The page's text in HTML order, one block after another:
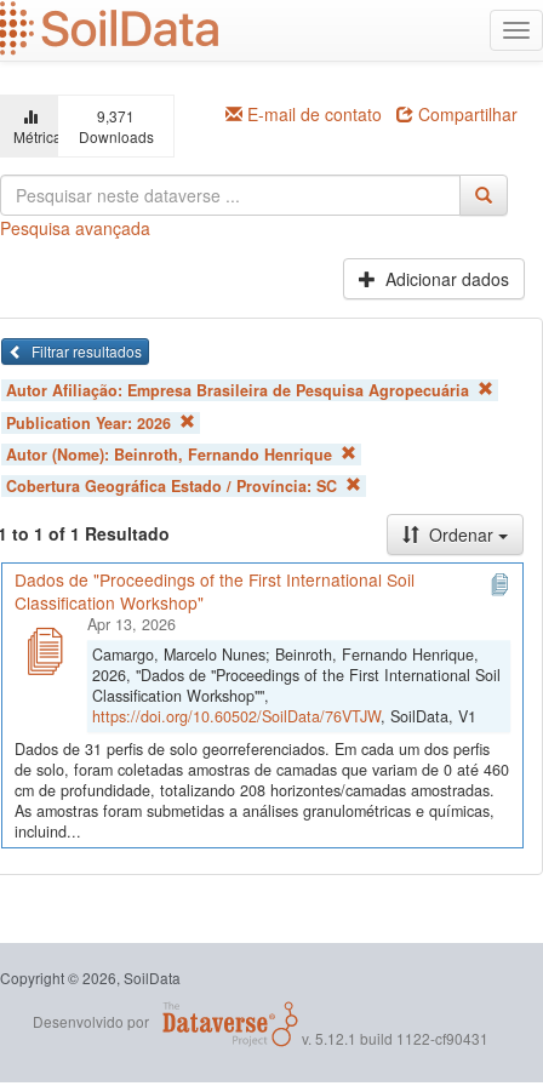
Ir
para
o
principal
Métricas
9,371
Downloads
E-mail de contato Compartilhar
Pesquisa avançada
Adicionar dados
Filtrar resultados
Autor Afiliação: Empresa Brasileira de Pesquisa Agropecuária
Publication Year: 2026
Autor (Nome): Beinroth, Fernando Henrique
Cobertura Geográfica Estado / Província: SC
to 1 of 1 Resultado
Ordenar
Dados de "Proceedings of the First International Soil
Classification Workshop"
Apr 13, 2026
Camargo, Marcelo Nunes; Beinroth, Fernando Henrique,
2026, "Dados de "Proceedings of the First International Soil
Classification Workshop"",
https://doi.org/10.60502/SoilData/76VTJW, SoilData, V1
Dados de 31 perfis de solo georreferenciados. Em cada um dos perfis
de solo, foram coletadas amostras de camadas que variam de 0 até 460
cm de profundidade, totalizando 208 horizontes/camadas amostradas.
As amostras foram submetidas a análises granulométricas e químicas,
incluind...
Copyright © 2026, SoilData
Desenvolvido por
v. 5.12.1 build 1122-cf90431